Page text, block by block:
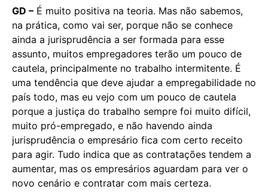
GD – É muito positiva na teoria. Mas não sabemos,
na prática, como vai ser, porque não se conhece
ainda a jurisprudência a ser formada para esse
assunto, muitos empregadores terão um pouco de
cautela, principalmente no trabalho intermitente. É
uma tendência que deve ajudar a empregabilidade no
país todo, mas eu vejo com um pouco de cautela
porque a justiça do trabalho sempre foi muito difícil,
muito pró-empregado, e não havendo ainda
jurisprudência o empresário fica com certo receito
para agir. Tudo indica que as contratações tendem a
aumentar, mas os empresários aguardam para ver o
novo cenário e contratar com mais certeza.